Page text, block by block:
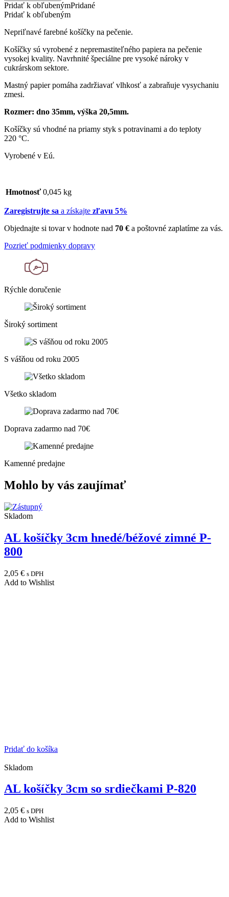
Pridať k obľubenýmPridané
Pridať k obľubeným
Nepriľnavé farebné košíčky na pečenie.
Košíčky sú vyrobené z nepremastiteľného papiera na pečenie
vysokej kvality. Navrhnité špeciálne pre vysoké nároky v
cukrárskom sektore.
Mastný papier pomáha zadržiavať vlhkosť a zabraňuje vysychaniu
zmesi.
Rozmer: dno 35mm, výška 20,5mm.
Košíčky sú vhodné na priamy styk s potravinami a do teploty
220 °C.
Vyrobené v Eú.
Hmotnosť 0,045 kg
Zaregistrujte sa a získajte zľavu 5%
Objednajte si tovar v hodnote nad 70 € a poštovné zaplatíme za vás.
Pozrieť podmienky dopravy
Rýchle doručenie
Široký sortiment
S vášňou od roku 2005
Všetko skladom
Doprava zadarmo nad 70€
Kamenné predajne
Mohlo by vás zaujímať
Skladom
AL košíčky 3cm hnedé/béžové zimné P-
800
2,05 € s DPH
Add to Wishlist
Pridať do košíka
Skladom
AL košíčky 3cm so srdiečkami P-820
2,05 € s DPH
Add to Wishlist